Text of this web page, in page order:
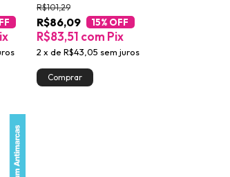
R$86,09
R$101,29
15% OFF
2 xdeR$43,05 sem juros
R$83,51 com Pix